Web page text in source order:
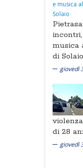
musica
di Solaio
giovedì
di 28
giovedì